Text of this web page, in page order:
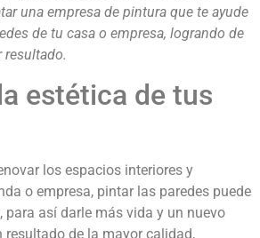
una empresa de pintura que te ayude
de tu casa o empresa, logrando de
resultado.
estética de tus
los espacios interiores y
o empresa, pintar las paredes puede
para así darle más vida y un nuevo
resultado de la mayor calidad,